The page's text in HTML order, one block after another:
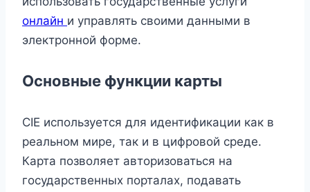
онлайн и управлять своими данными в
электронной форме.
Основные функции карты
CIE используется для идентификации как в
реальном мире, так и в цифровой среде.
Карта позволяет авторизоваться на
государственных порталах, подавать